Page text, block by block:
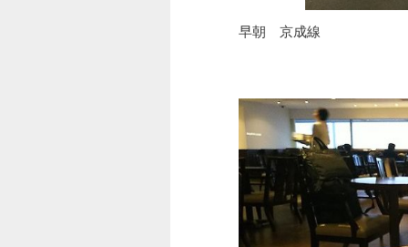
早朝 京成線